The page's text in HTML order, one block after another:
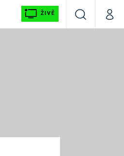
ŽIVĚ
VyhledáváníMůj